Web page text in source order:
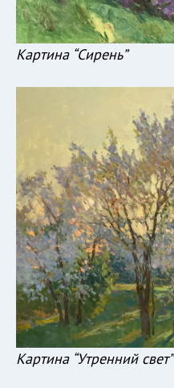
Картина “Сирень”
Картина “Утренний свет”